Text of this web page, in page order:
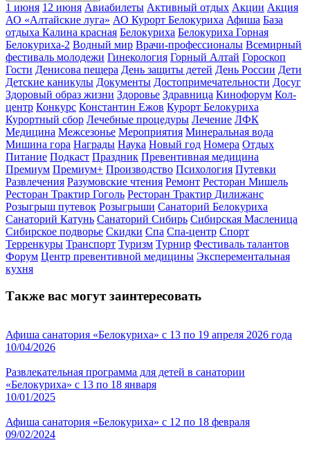
1 июня 12 июня Авиабилеты Активный отдых Акции Акция
АО «Алтайские луга» АО Курорт Белокуриха Афиша База
отдыха Калина красная Белокуриха Белокуриха Горная
Белокуриха-2 Водный мир Врачи-профессионалы Всемирный
фестиваль молодежи Гинекология Горный Алтай Гороскоп
Гости Денисова пещера День защиты детей День России Дети
Детские каникулы Документы Достопримечательности Досуг
Здоровый образ жизни Здоровье Здравница Кинофорум Кол-
центр Конкурс Константин Ежов Курорт Белокуриха
Курортный сбор Лечебные процедуры Лечение ЛФК
Медицина Межсезонье Мероприятия Минеральная вода
Мишина гора Награды Наука Новый год Номера Отдых
Питание Подкаст Праздник Превентивная медицина
Премиум Премиум+ Производство Психология Путевки
Развлечения Разумовские чтения Ремонт Ресторан Мишель
Ресторан Трактир Гоголь Ресторан Трактир Дилижанс
Розыгрыш путевок Розыгрыши Санаторий Белокуриха
Санаторий Катунь Санаторий Сибирь Сибирская Масленица
Сибирское подворье Скидки Спа Спа-центр Спорт
Терренкуры Транспорт Туризм Турнир Фестиваль талантов
Форум Центр превентивной медицины Эксперементальная
кухня
Также вас могут заинтересовать
Афиша санатория «Белокуриха» с 13 по 19 апреля 2026 года
10/04/2026
Развлекательная программа для детей в санатории
«Белокуриха» с 13 по 18 января
10/01/2025
Афиша санатория «Белокуриха» с 12 по 18 февраля
09/02/2024